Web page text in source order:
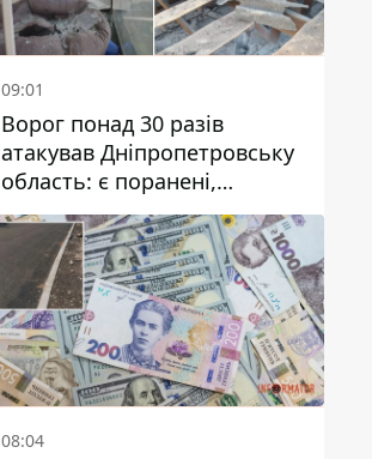
09:01
Ворог понад 30 разів
атакував Дніпропетровську
область: є поранені,
пошкоджені ліцей, будинки
та підприємства
08:04